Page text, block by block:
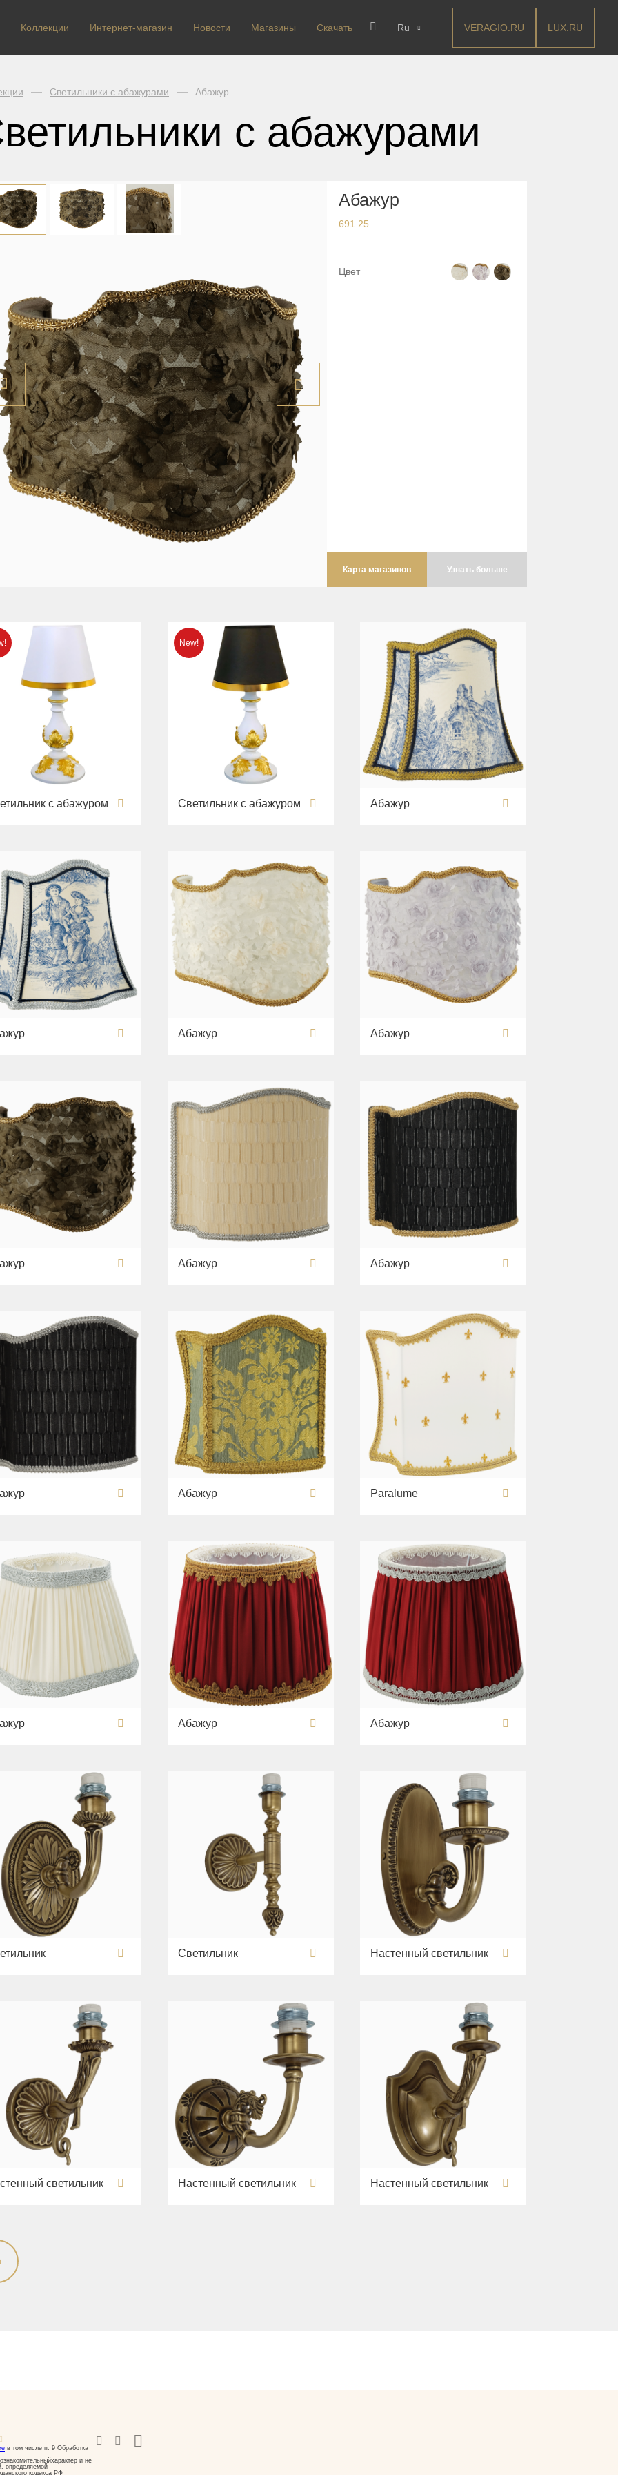
Коллекции Интернет-магазин Новости Магазины Скачать Ru VERAGIO.RU LUX.RU
Светильники с абажурами Абажур
с абажурами
Абажур
691.25
Цвет
Карта магазинов Узнать больше
с абажуром Светильник с абажуром Абажур
Абажур Абажур
Абажур Абажур
Абажур Paralume
Абажур Абажур
Светильник Настенный светильник
светильник Настенный светильник Настенный светильник
в том числе п. 9 Обработка
и не
определяемой
кодекса РФ